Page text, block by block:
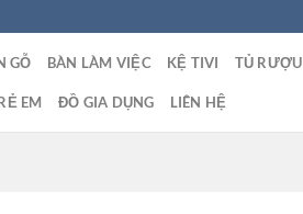
GỖ BÀN LÀM VIỆC KỆ TIVI TỦ RƯỢU
EM ĐỒ GIA DỤNG LIÊN HỆ